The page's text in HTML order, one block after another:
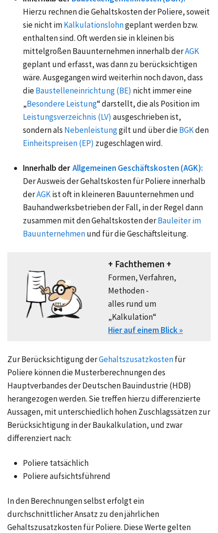
Hierzu rechnen die Gehaltskosten der Poliere, soweit
sie nicht imKalkulationslohngeplant werden bzw.
enthalten sind. Oft werden sie in kleinen bis
mittelgroßen Bauunternehmen innerhalb derAGK
geplant und erfasst, was dann zu berücksichtigen
wäre. Ausgegangen wird weiterhin noch davon, dass
dieBaustelleneinrichtung (BE) nicht immer eine
„Besondere Leistung“ darstellt, die als Position im
Leistungsverzeichnis (LV) ausgeschrieben ist,
sondern als Nebenleistunggilt und über dieBGKden
Einheitspreisen (EP) zugeschlagen wird.
Innerhalb der Allgemeinen Geschäftskosten (AGK):
Der Ausweis der Gehaltskosten für Poliere innerhalb
derAGKist oft in kleineren Bauunternehmen und
Bauhandwerksbetrieben der Fall, in der Regel dann
zusammen mit den Gehaltskosten derBauleiter im
Bauunternehmenund für die Geschäftsleitung.
+ Fachthemen +
Formen, Verfahren,
Methoden -
alles rund um
„Kalkulation“
Hier auf einem Blick »
Zur Berücksichtigung derGehaltszusatzkostenfür
Poliere können die Musterberechnungen des
Hauptverbandes der Deutschen Bauindustrie (HDB)
herangezogen werden. Sie treffen hierzu differenzierte
Aussagen, mit unterschiedlich hohen Zuschlagssätzen zur
Berücksichtigung in der Baukalkulation, und zwar
differenziert nach:
Poliere tatsächlich
Poliere aufsichtsführend
In den Berechnungen selbst erfolgt ein
durchschnittlicher Ansatz zu den jährlichen
Gehaltszusatzkosten für Poliere. Diese Werte gelten